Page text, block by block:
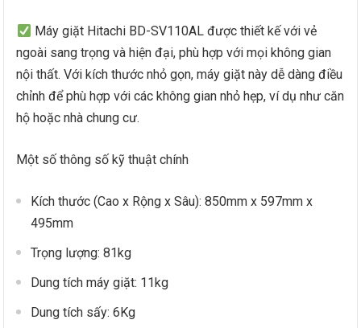
Máy giặt Hitachi BD-SV110AL được thiết kế với vẻ
ngoài sang trọng và hiện đại, phù hợp với mọi không gian
nội thất. Với kích thước nhỏ gọn, máy giặt này dễ dàng điều
chỉnh để phù hợp với các không gian nhỏ hẹp, ví dụ như căn
hộ hoặc nhà chung cư.
Một số thông số kỹ thuật chính
Kích thước (Cao x Rộng x Sâu): 850mm x 597mm x
495mm
Trọng lượng: 81kg
Dung tích máy giặt: 11kg
Dung tích sấy: 6Kg